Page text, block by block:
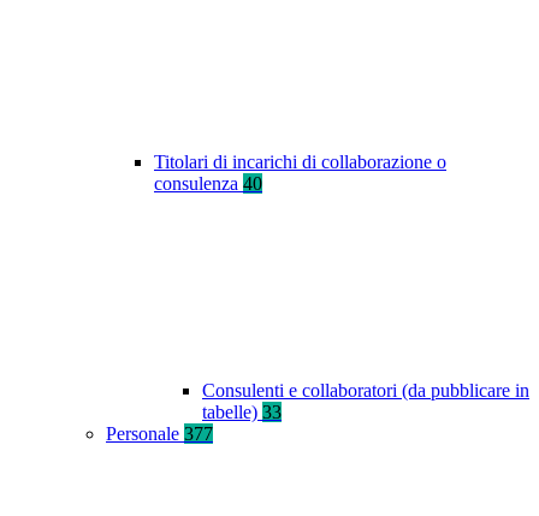
Titolari di incarichi di collaborazione o
consulenza 40
Consulenti e collaboratori (da pubblicare in
tabelle) 33
Personale 377